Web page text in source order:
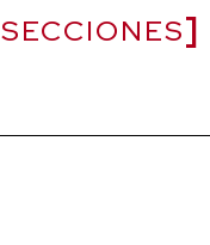
SECCIONES